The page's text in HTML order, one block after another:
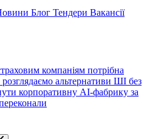
Блог Тендери Вакансії
компаніям потрібна
альтернативи ШІ без
корпоративну AI-фабрику за